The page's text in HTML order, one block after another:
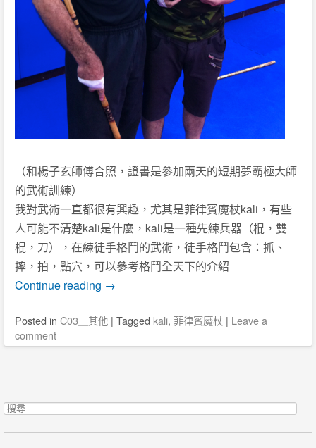
（和楊子玄師傅合照，證書是參加兩天的短期夢霸極大師
的武術訓練）
我對武術一直都很有興趣，尤其是菲律賓魔杖kali，有些
人可能不清楚kali是什麼，kali是一種先練兵器（棍，雙
棍，刀），在練徒手格鬥的武術，徒手格鬥包含：抓、
摔，拍，點穴，可以參考格鬥全天下的介紹
Continue reading →
Posted in C03＿其他 | Tagged kali, 菲律賓魔杖 | Leave a
comment
搜尋關鍵字: